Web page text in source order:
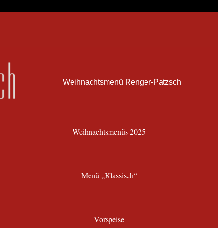
Weihnachtsmenü Renger-Patzsch
Weihnachtsmenüs 2025
Menü „Klassisch“
Vorspeise